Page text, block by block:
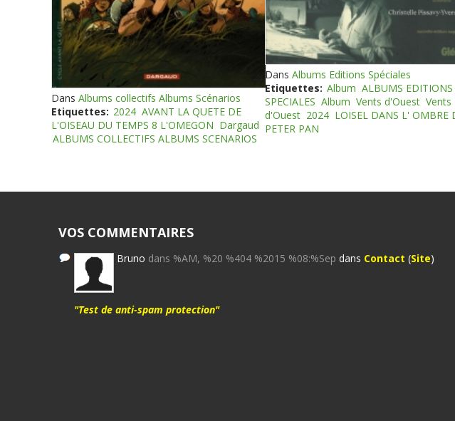
Dans Albums collectifs Albums Scénarios
Etiquettes: 2024 AVANT LA QUETE DE
L'OISEAU DU TEMPS 8 L'OMEGON Dargaud
ALBUMS COLLECTIFS ALBUMS SCENARIOS
Dans Albums Editions Spéciales
Etiquettes: Album ALBUMS EDITIONS
SPECIALES Album Vents d'Ouest Vents
d'Ouest 2024 LOISEL DANS L' OMBRE
PETER PAN
VOS COMMENTAIRES
Bruno dans %AM, %20 %404 %2015 %08:%Sep dans Contact (Site)
"Test de anti-spam protection"